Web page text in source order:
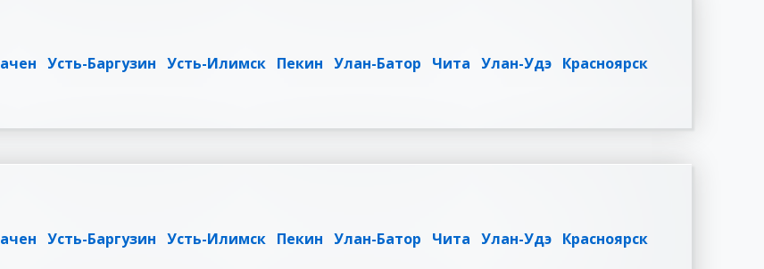
Усть-Баргузин Усть-Илимск Пекин Улан-Батор Чита Улан-Удэ Красноярск
Усть-Баргузин Усть-Илимск Пекин Улан-Батор Чита Улан-Удэ Красноярск